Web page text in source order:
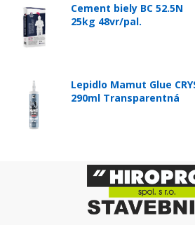
Cement biely BC 52.5N
25kg 48vr/pal.
Lepidlo Mamut Glue
290ml Transparentná